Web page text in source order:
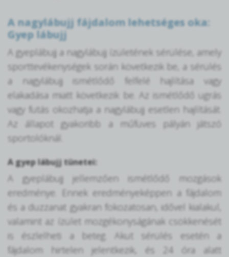
A nagylábujj fájdalom lehetséges oka:
Gyep lábujj
A gyeplábujj a nagylábujj ízületének sérülése, amely
sporttevékenységek során következik be, a sérülés
a nagylábujj ismétlődő felfelé hajlítása vagy
elakadása miatt következik be. Az ismétlődő ugrás
vagy futás okozhatja a nagylábujj esetlen hajlítását.
Az állapot gyakoribb a műfüves pályán játszó
sportolóknál.
A gyep lábujj tünetei:
A gyeplábujj jellemzően ismétlődő mozgások
eredménye. Ennek eredményeképpen a fájdalom
és a duzzanat gyakran fokozatosan, idővel kialakul,
valamint az ízület mozgékonyságának csökkenését
is észlelheti a beteg. Akut sérülés esetén a
fájdalom hirtelen jelentkezik, és 24 óra alatt